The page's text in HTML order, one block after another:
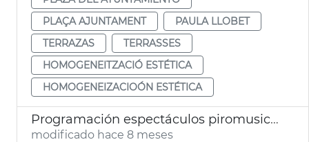
PLAÇA AJUNTAMENT
PAULA LLOBET
TERRAZAS
TERRASSES
HOMOGENEITZACIÓ ESTÉTICA
HOMOGENEIZACIOÓN ESTÉTICA
Programación espectáculos piromusicals semanales Navidad
modificado hace 8 meses